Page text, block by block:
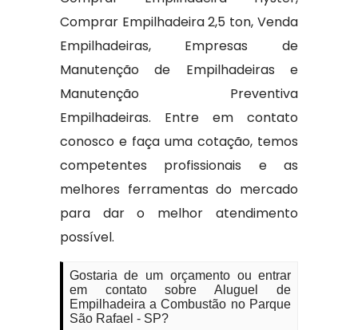
Comprar Empilhadeira 2,5 ton, Venda
Empilhadeiras, Empresas de
Manutenção de Empilhadeiras e
Manutenção Preventiva
Empilhadeiras. Entre em contato
conosco e faça uma cotação, temos
competentes profissionais e as
melhores ferramentas do mercado
para dar o melhor atendimento
possível.
Gostaria de um orçamento ou entrar
em contato sobre Aluguel de
Empilhadeira a Combustão no Parque
São Rafael - SP?